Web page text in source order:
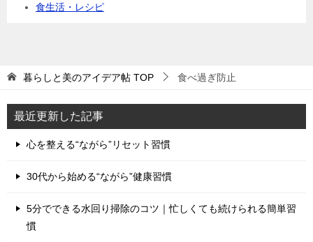
食生活・レシピ
暮らしと美のアイデア帖 TOP 食べ過ぎ防止
最近更新した記事
心を整える“ながら”リセット習慣
30代から始める“ながら”健康習慣
5分でできる水回り掃除のコツ｜忙しくても続けられる簡単習
慣